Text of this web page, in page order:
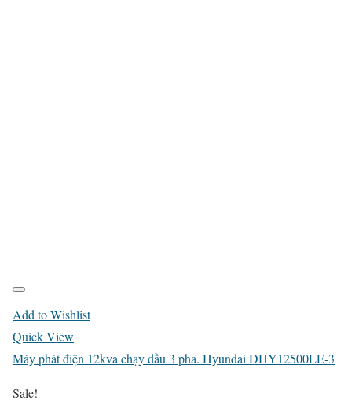
Add to Wishlist
Quick View
Máy phát điện 12kva chạy dầu 3 pha. Hyundai DHY12500LE-3
Sale!